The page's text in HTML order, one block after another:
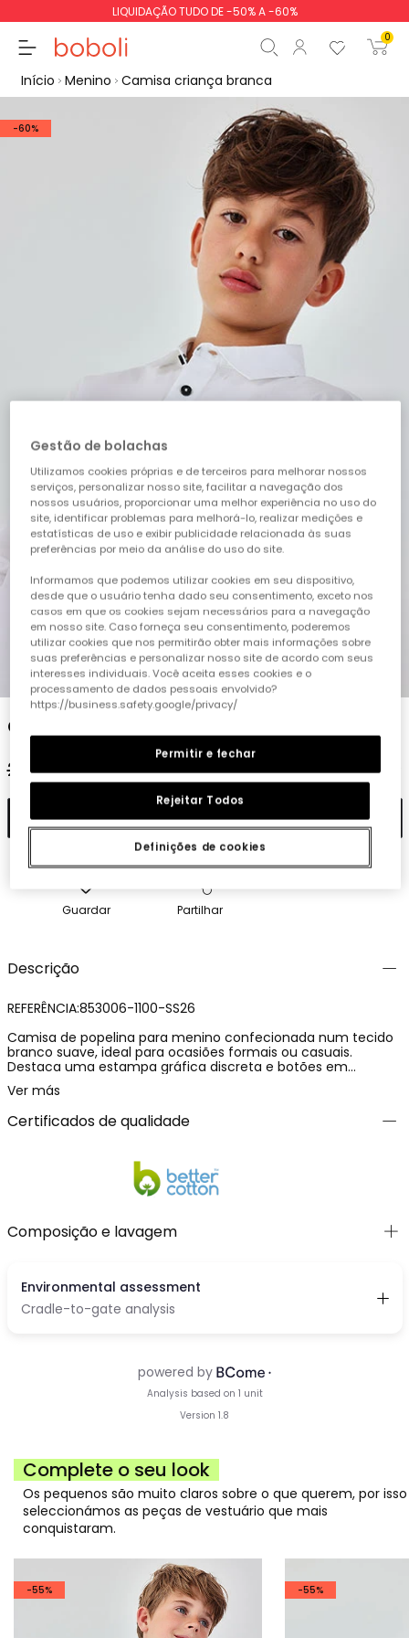
LIQUIDAÇÃO TUDO DE -50% A -60%
0
0,00 €
0,00 €
Iniciar ordem
Início Menino Camisa criança branca
-60%
1 2 3 4 5
Camisa criança branca
29,95 € 14,95 € 11,95 €
Adicionar
Guardar Partilhar
Descrição
REFERÊNCIA:853006-1100-SS26
Camisa de popelina para menino confecionada num tecido
branco suave, ideal para ocasiões formais ou casuais.
Destaca uma estampa gráfica discreta e botões em
contraste, adicionando um toque moderno ao design
clássico. Com uma gola tradicional e mangas compridas, é
perfeita para meia-estação. Disponível em tamanhos de 2 a
14 anos, adapta-se a diferentes fases de crescimento. Peça
Ver más
Certificados de qualidade
Composição e lavagem
Complete o seu look
Os pequenos são muito claros sobre o que querem, por isso
seleccionámos as peças de vestuário que mais
conquistaram.
-55% -55%
Gestão de bolachas
Utilizamos cookies próprias e de terceiros para melhorar nossos
serviços, personalizar nosso site, facilitar a navegação dos
nossos usuários, proporcionar uma melhor experiência no uso do
site, identificar problemas para melhorá-lo, realizar medições e
estatísticas de uso e exibir publicidade relacionada às suas
preferências por meio da análise do uso do site.
Informamos que podemos utilizar cookies em seu dispositivo,
desde que o usuário tenha dado seu consentimento, exceto nos
casos em que os cookies sejam necessários para a navegação
em nosso site. Caso forneça seu consentimento, poderemos
utilizar cookies que nos permitirão obter mais informações sobre
suas preferências e personalizar nosso site de acordo com seus
interesses individuais. Você aceita esses cookies e o
processamento de dados pessoais envolvido?
https://business.safety.google/privacy/
Definições de cookies
Rejeitar Todos
Permitir e fechar